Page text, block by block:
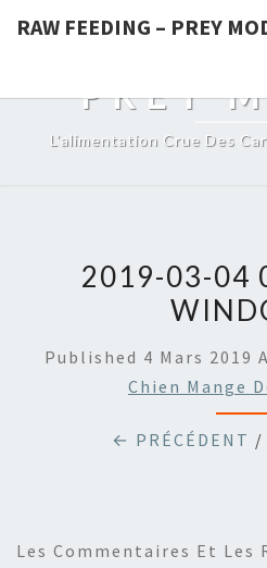
RAW FEEDING – PREY
RAW
PREY
L'alimentation Crue Des
2019-03-04
Published 4 Mars 2019
Chien Mange
← PRÉCÉDENT /
Les Commentaires Et Les